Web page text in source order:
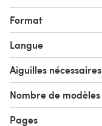
Format
Langue
Aiguilles nécessaires
Nombre de modèles
Pages